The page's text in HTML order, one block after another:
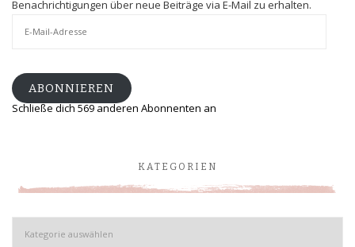
Benachrichtigungen über neue Beiträge via E-Mail zu erhalten.
ABONNIEREN
Schließe dich 569 anderen Abonnenten an
KATEGORIEN
Kategorien